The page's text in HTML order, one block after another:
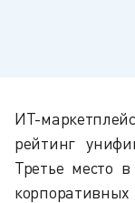
ИТ-
рейтинг
Третье место